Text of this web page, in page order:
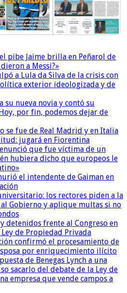
pibe Jaime brilla en Peñarol de
a Messi?»
a Lula da Silva de la crisis con
exterior ideologizada y de
su nueva novia y contó su
por fin, podemos dejar de
se fue de Real Madrid y en Italia
jugará en Fiorentina
que fue víctima de un
hubiera dicho que europeos le
el intendente de Gaiman en
los rectores piden a la
Gobierno y aplique multas si no
detenidos frente al Congreso en
de Propiedad Privada
confirmó el procesamiento de
por enriquecimiento ilícito
de Benegas Lynch a una
sacarlo del debate de la Ley de
empresa que vende campos a